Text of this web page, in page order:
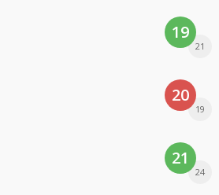
19
21
20
19
21
24